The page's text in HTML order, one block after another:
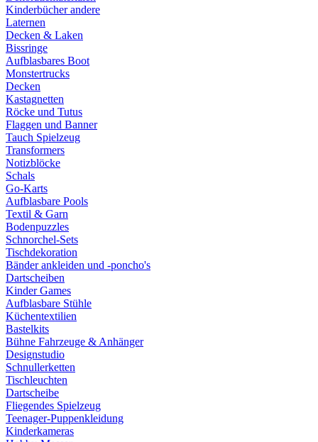
Kinderbücher andere
Laternen
Decken & Laken
Bissringe
Aufblasbares Boot
Monstertrucks
Decken
Kastagnetten
Röcke und Tutus
Flaggen und Banner
Tauch Spielzeug
Transformers
Notizblöcke
Schals
Go-Karts
Aufblasbare Pools
Textil & Garn
Bodenpuzzles
Schnorchel-Sets
Tischdekoration
Bänder ankleiden und -poncho's
Dartscheiben
Kinder Games
Aufblasbare Stühle
Küchentextilien
Bastelkits
Bühne Fahrzeuge & Anhänger
Designstudio
Schnullerketten
Tischleuchten
Dartscheibe
Fliegendes Spielzeug
Teenager-Puppenkleidung
Kinderkameras